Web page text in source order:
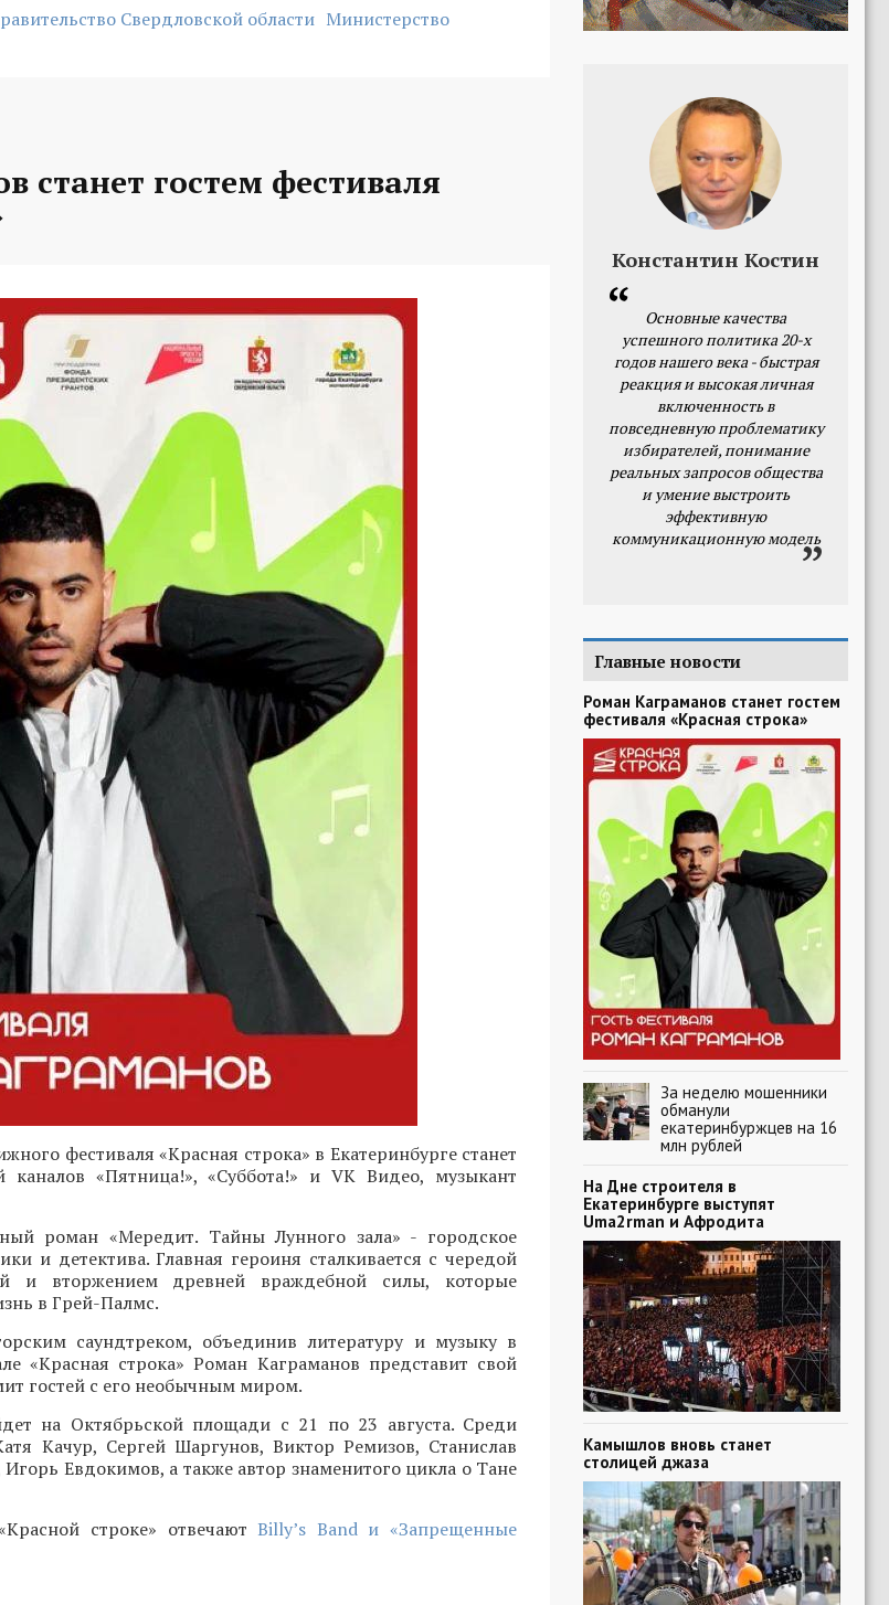
Свердловской области Министерство
станет гостем фестиваля
фестиваля «Красная строка» в Екатеринбурге станет
каналов «Пятница!», «Суббота!» и VK Видео, музыкант
роман «Мередит. Тайны Лунного зала» - городское
и детектива. Главная героиня сталкивается с чередой
и вторжением древней враждебной силы, которые
в Грей-Палмс.
саундтреком, объединив литературу и музыку в
«Красная строка» Роман Каграманов представит свой
гостей с его необычным миром.
на Октябрьской площади с 21 по 23 августа. Среди
Качур, Сергей Шаргунов, Виктор Ремизов, Станислав
Евдокимов, а также автор знаменитого цикла о Тане
строке» отвечаютBilly’s Band и «Запрещенные
Константин Костин
Основные качества
успешного политика 20-х
годов нашего века - быстрая
реакция и высокая личная
включенность в
повседневную проблематику
избирателей, понимание
реальных запросов общества
и умение выстроить
эффективную
коммуникационную модель
Главные новости
Роман Каграманов станет гостем
фестиваля «Красная строка»
За неделю мошенники
обманули
екатеринбуржцев на 16
млн рублей
На Дне строителя в
Екатеринбурге выступят
Uma2rman и Афродита
Камышлов вновь станет
столицей джаза